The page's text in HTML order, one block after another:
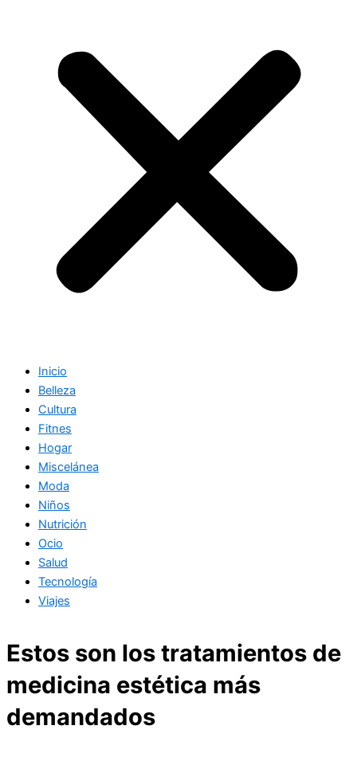
Inicio
Belleza
Cultura
Fitnes
Hogar
Miscelánea
Moda
Niños
Nutrición
Ocio
Salud
Tecnología
Viajes
Estos son los tratamientos de
medicina estética más
demandados